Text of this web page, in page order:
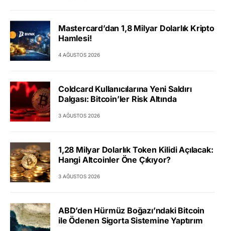
Mastercard’dan 1,8 Milyar Dolarlık Kripto
Hamlesi!
4 AĞUSTOS 2026
Coldcard Kullanıcılarına Yeni Saldırı
Dalgası: Bitcoin’ler Risk Altında
3 AĞUSTOS 2026
1,28 Milyar Dolarlık Token Kilidi Açılacak:
Hangi Altcoinler Öne Çıkıyor?
3 AĞUSTOS 2026
ABD’den Hürmüz Boğazı’ndaki Bitcoin
ile Ödenen Sigorta Sistemine Yaptırım